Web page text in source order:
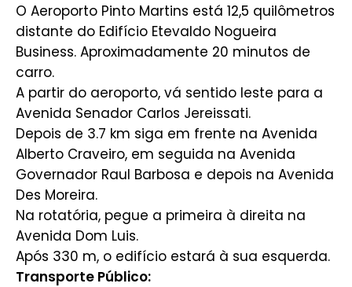
O Aeroporto Pinto Martins está 12,5 quilômetros
distante do Edifício Etevaldo Nogueira
Business. Aproximadamente 20 minutos de
carro.
A partir do aeroporto, vá sentido leste para a
Avenida Senador Carlos Jereissati.
Depois de 3.7 km siga em frente na Avenida
Alberto Craveiro, em seguida na Avenida
Governador Raul Barbosa e depois na Avenida
Des Moreira.
Na rotatória, pegue a primeira à direita na
Avenida Dom Luis.
Após 330 m, o edifício estará à sua esquerda.
Transporte Público: